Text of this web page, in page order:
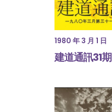
1980 年 3 月 1 日
建道通訊31期